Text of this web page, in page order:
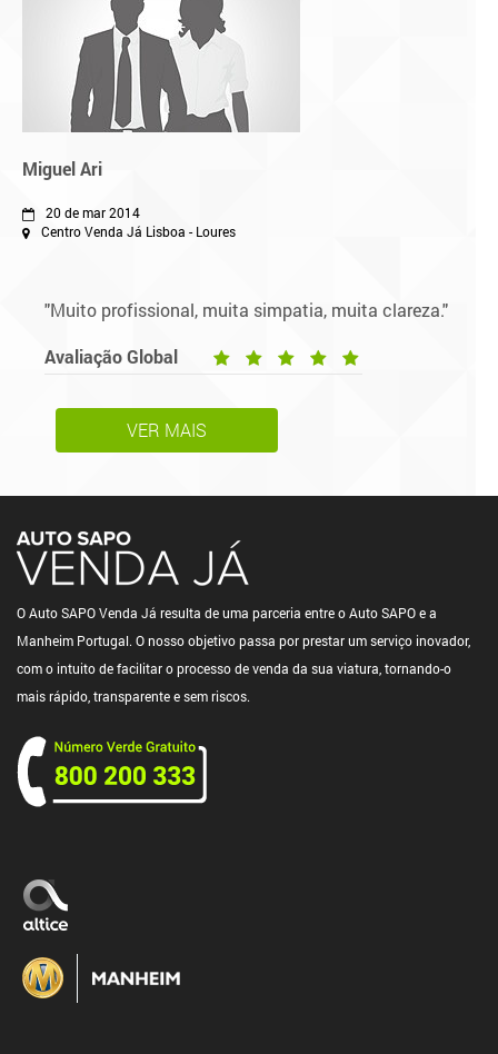
Miguel Ari
20 de mar 2014
Centro Venda Já Lisboa - Loures
"Muito profissional, muita simpatia, muita clareza."
Avaliação Global
VER MAIS
O Auto SAPO Venda Já resulta de uma parceria entre o Auto SAPO e a
Manheim Portugal. O nosso objetivo passa por prestar um serviço inovador,
com o intuito de facilitar o processo de venda da sua viatura, tornando-o
mais rápido, transparente e sem riscos.